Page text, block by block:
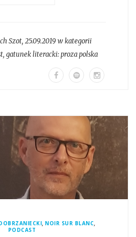
Szot, 25.09.2019 w kategorii
, gatunek literacki:proza polska
, NOIR SUR BLANC,
PODCAST